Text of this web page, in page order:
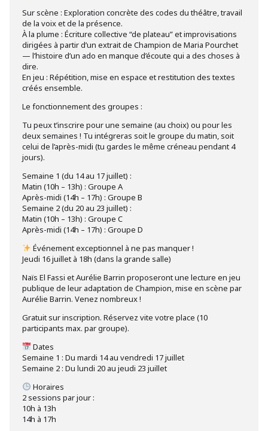
Sur scène : Exploration concrète des codes du théâtre, travail
de la voix et de la présence.
À la plume : Écriture collective “de plateau” et improvisations
dirigées à partir d’un extrait de Champion de Maria Pourchet
— l’histoire d’un ado en manque d’écoute qui a des choses à
dire.
En jeu : Répétition, mise en espace et restitution des textes
créés ensemble.
Le fonctionnement des groupes :
Tu peux t’inscrire pour une semaine (au choix) ou pour les
deux semaines ! Tu intégreras soit le groupe du matin, soit
celui de l’après-midi (tu gardes le même créneau pendant 4
jours).
Semaine 1 (du 14 au 17 juillet) :
Matin (10h – 13h) : Groupe A
Après-midi (14h – 17h) : Groupe B
Semaine 2 (du 20 au 23 juillet) :
Matin (10h – 13h) : Groupe C
Après-midi (14h – 17h) : Groupe D
Événement exceptionnel à ne pas manquer !
Jeudi 16 juillet à 18h (dans la grande salle)
Naïs El Fassi et Aurélie Barrin proposeront une lecture en jeu
publique de leur adaptation de Champion, mise en scène par
Aurélie Barrin. Venez nombreux !
Gratuit sur inscription. Réservez vite votre place (10
participants max. par groupe).
Dates
Semaine 1 : Du mardi 14 au vendredi 17 juillet
Semaine 2 : Du lundi 20 au jeudi 23 juillet
Horaires
2 sessions par jour :
10h à 13h
14h à 17h